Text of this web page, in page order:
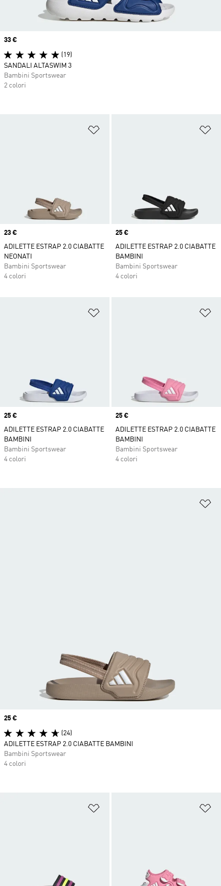
Aggiungi alla lista dei desideri
Price
23 €
ADILETTE ESTRAP 2.0 CIABATTE
NEONATI
Bambini Sportswear
4 colori
Price
25 €
ADILETTE ESTRAP 2.0 CIABATTE
BAMBINI
Bambini Sportswear
4 colori
Aggiungi alla lista dei desideri
Price
25 €
ADILETTE ESTRAP 2.0 CIABATTE
BAMBINI
Bambini Sportswear
4 colori
Price
25 €
ADILETTE ESTRAP 2.0 CIABATTE
BAMBINI
Bambini Sportswear
4 colori
Aggiungi alla lista dei desideri
Price
33 €
(19)
SANDALI ALTASWIM 3
Bambini Sportswear
2 colori
Price
25 €
(24)
ADILETTE ESTRAP 2.0 CIABATTE BAMBINI
Bambini Sportswear
4 colori